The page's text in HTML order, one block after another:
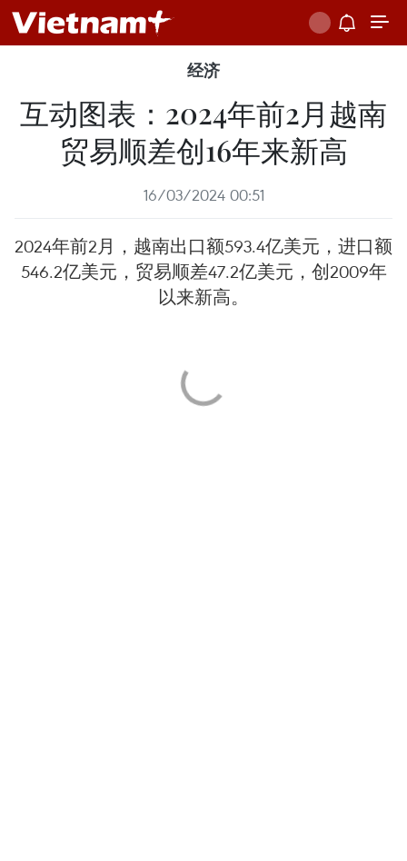
经济
互动图表：2024年前2月越南
贸易顺差创16年来新高
16/03/2024 00:51
2024年前2月，越南出口额593.4亿美元，进口额
546.2亿美元，贸易顺差47.2亿美元，创2009年
以来新高。